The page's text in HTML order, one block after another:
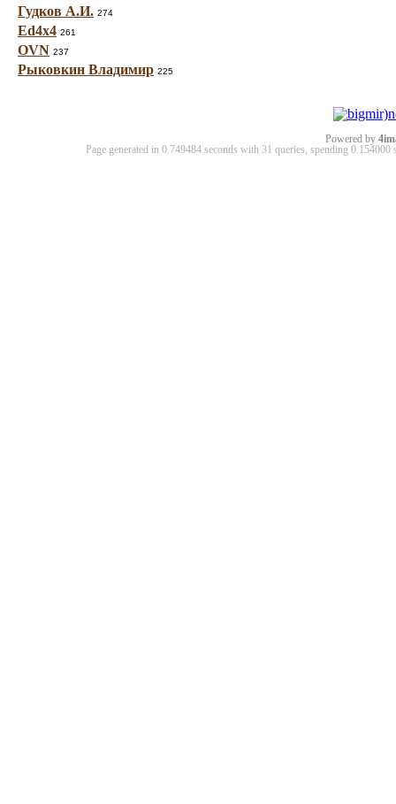
Гудков А.И. 274
Ed4x4 261
OVN 237
Рыковкин Владимир 225
Powered by
Page generated in 0.749484 seconds with 31 queries, spending